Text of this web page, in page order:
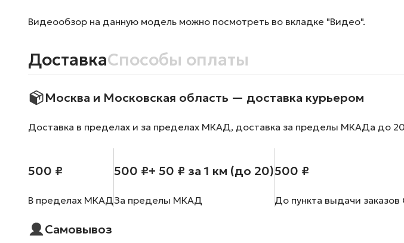
Видеообзор на данную модель можно посмотреть во вкладке "Видео".
ДоставкаСпособы оплаты
Москва и Московская область — доставка курьером
Доставка в пределах и за пределах МКАД, доставка за пределы МКАДа до
500 ₽
В пределах МКАД
500 ₽+ 50 ₽ за 1 км (до 20)
За пределы МКАД
500 ₽
До пункта выдачи
Самовывоз